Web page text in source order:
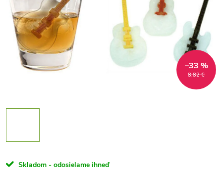
8,82 €
–33 %
Skladom - odosielame ihneď